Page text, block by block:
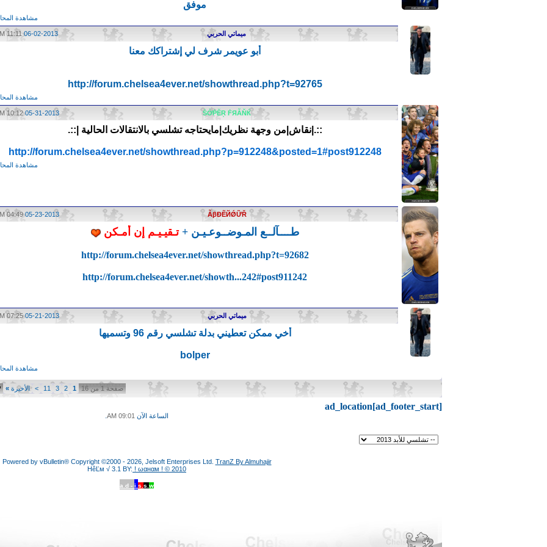
موفق
مشاهدة
06-02-2013
11:11 AM ميماتي الحربي
أبو عويمر شرف لي إشتراكك معنا
http://forum.chelsea4ever.net/showthread.php?t=92765
مشاهدة
05-31-2013
10:12 AM ṦỞṖĔŖ ḞЯẪŇЌ
::.|نقاش|من وجهة نظريك|مايحتاجه تشلسي بالانتقالات الحالية |::.
http://forum.chelsea4ever.net/showthread.php?p=912248&posted=1#post912248
مشاهدة
05-23-2013
04:49 PM ẪβĐẼЙǾỮŘ
طــــآلــع المـوضــوعـيـن +تـقيـيـم إن أمـكن
http://forum.chelsea4ever.net/showthread.php?t=92682
http://forum.chelsea4ever.net/showth...242#post911242
05-21-2013
07:25 PM ميماتي الحربي
أخي ممكن تعطيني بدلة تشلسي رقم 96 وتسميها
bolper
مشاهدة
صفحة 1 من 16 1
2
3
11
> الأخيرة »
ad_location[ad_footer_start]
الساعة الآن 09:01 AM
Powered by vBulletin® Copyright ©2000 - 2026, Jelsoft Enterprises Ltd. TranZ By Almuhajir
HêĽм √ 3.1 BY: ! ωαнαм ! © 2010
a.d - i. s. s. w